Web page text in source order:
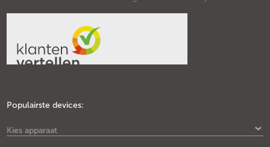
Populairste devices:
Kies apparaat